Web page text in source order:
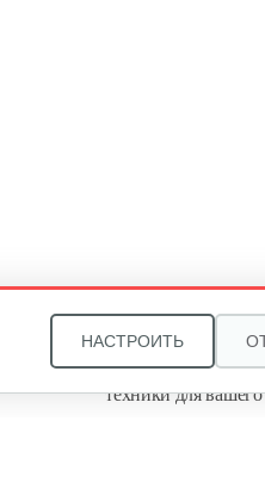
Звоните, и мы
техники для вашего
НАСТРОИТЬ